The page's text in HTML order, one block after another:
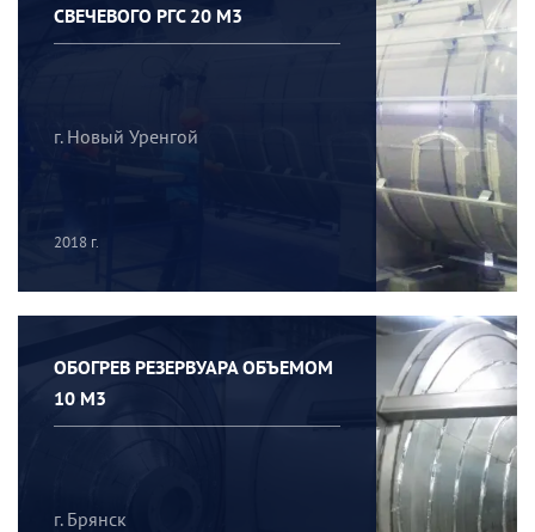
СВЕЧЕВОГО РГС 20 М3
г. Новый Уренгой
2018 г.
ОБОГРЕВ РЕЗЕРВУАРА ОБЪЕМОМ
10 М3
г. Брянск